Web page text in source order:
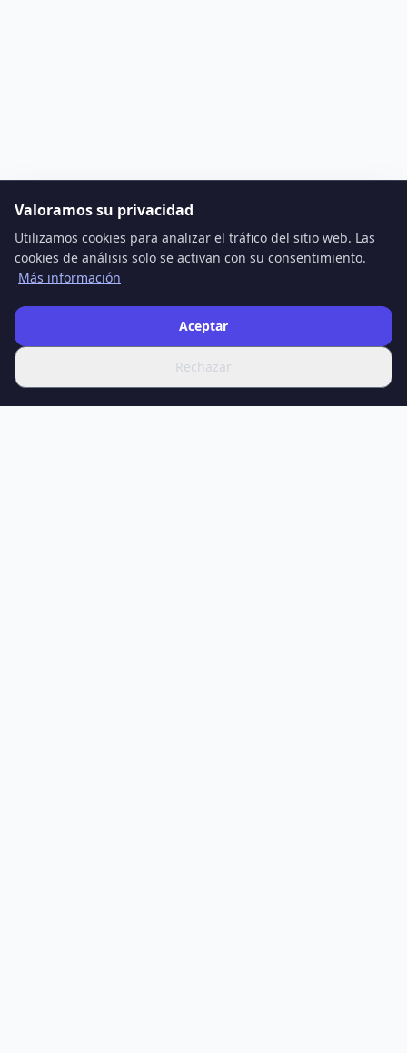
Valoramos su privacidad
Utilizamos cookies para analizar el tráfico del sitio web. Las
cookies de análisis solo se activan con su consentimiento.
Más información
Rechazar
Aceptar